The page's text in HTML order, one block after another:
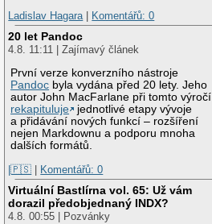
Ladislav Hagara | Komentářů: 0
20 let Pandoc
4.8. 11:11 | Zajímavý článek
První verze konverzního nástroje
Pandoc byla vydána před 20 lety. Jeho
autor John MacFarlane při tomto výročí
rekapituluje
jednotlivé etapy vývoje
a přidávání nových funkcí – rozšíření
nejen Markdownu a podporu mnoha
dalších formátů.
|🇵🇸 | Komentářů: 0
Virtuální Bastlírna vol. 65: Už vám
dorazil předobjednaný INDX?
4.8. 00:55 | Pozvánky